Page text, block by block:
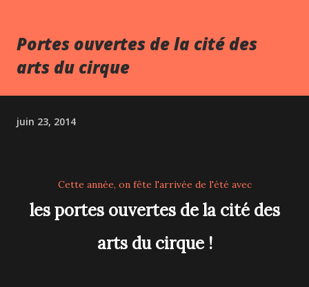
Portes ouvertes de la cité des
arts du cirque
juin 23, 2014
Cette année, on fête l'arrivée de l'été avec
lesportes ouvertes de la cité des
arts du cirque !